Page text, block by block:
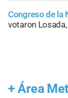
Congreso de la
votaron
+ Área